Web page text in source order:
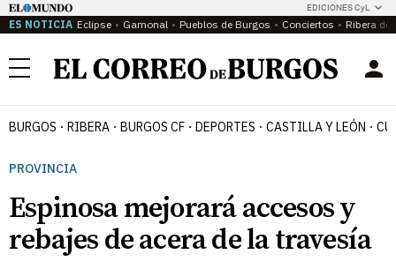
EDICIONES CyL
ES NOTICIA Eclipse Gamonal Pueblos de Burgos Conciertos Ribera del
Menú
BURGOS RIBERA BURGOS CF DEPORTES CASTILLA Y LEÓN
PROVINCIA
Espinosa mejorará accesos y
rebajes de acera de la travesía